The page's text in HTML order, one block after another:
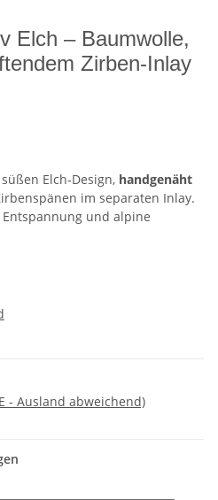
Elch – Baumwolle,
Zirben-Inlay
Elch-Design, handgenäht
im separaten Inlay.
und alpine
- Ausland abweichend)